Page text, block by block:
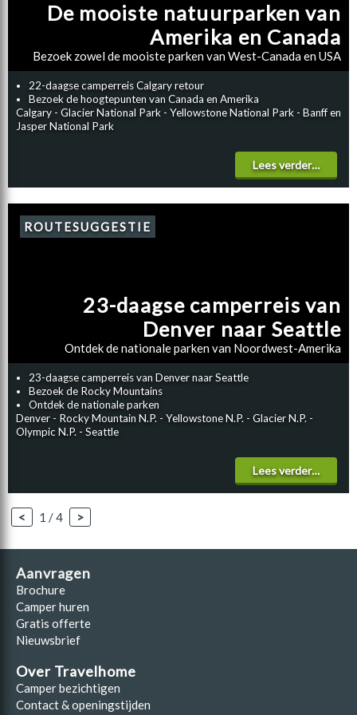
22-daagse camperreis Calgary retour
Bezoek de hoogtepunten van Canada en Amerika
Calgary - Glacier National Park - Yellowstone National Park - Banff en
Jasper National Park
Lees verder…
De mooiste natuurparken van
Amerika en Canada
Bezoek zowel de mooiste parken van West-Canada en USA
23-daagse camperreis van Denver naar Seattle
Bezoek de Rocky Mountains
Ontdek de nationale parken
Denver - Rocky Mountain N.P. - Yellowstone N.P. - Glacier N.P. -
Olympic N.P. - Seattle
Lees verder…
ROUTESUGGESTIE
23-daagse camperreis van
Denver naar Seattle
Ontdek de nationale parken van Noordwest-Amerika
< 1 / 4 >
Aanvragen
Brochure
Camper huren
Gratis offerte
Nieuwsbrief
Over Travelhome
Camper bezichtigen
Contact & openingstijden